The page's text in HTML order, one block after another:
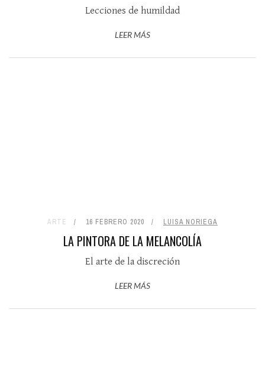
Lecciones de humildad
LEER MÁS
ARTE 16 FEBRERO 2020 LUISA NORIEGA
LA PINTORA DE LA MELANCOLÍA
El arte de la discreción
LEER MÁS